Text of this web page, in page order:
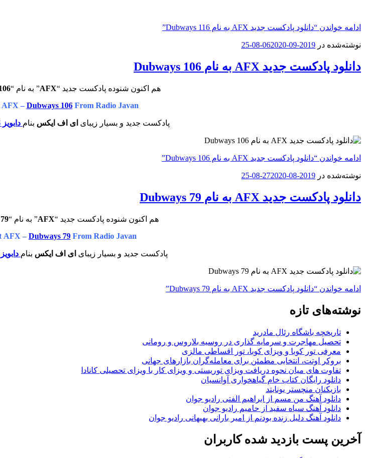
ادامه خواندن “دانلود پادکست جدید AFX به نام Dubways 116”
نوشته‌شده در 2019-09-06
2020-08-25
دانلود پادکست جدید AFX به نام Dubways 106
هم اکنون شنوده پادکست جدید “AFX” به نام “
AFX – Dubways 106From Radio Javan
پادکست جدید و بسیار زیبای ای اف ایکس بنام دابویز 106
ادامه خواندن “دانلود پادکست جدید AFX به نام Dubways 106”
نوشته‌شده در 2019-08-27
2020-08-25
دانلود پادکست جدید AFX به نام Dubways 79
هم اکنون شنوده پادکست جدید “AFX” به نام “
AFX – Dubways 79 From Radio Javan
پادکست جدید و بسیار زیبای ای اف ایکس بنام دابویز 79
ادامه خواندن “دانلود پادکست جدید AFX به نام Dubways 79”
نوشته‌های تازه
تاریخچه باشگاه رئال مادرید
تحصیل مهاجرت و سرمایه گذاری در روسیه بلاروس و رومانی
معرفی تور کوبا و ویزای کوبا، تور اقساطی مالزی
بروکر اوتت، انتخابی مطمئن برای معامله‌گران بازارهای جهانی
تفاوت های میان نحوه دریافت ویزای توریستی و ویزای کار با ویزای تحصیلی کانادا
دانلود رایگان کتاب خام گیاهخواری آوانسیان
بازیکنان منچستر یونایتد
دانلود آهنگ من مسم از ابراهیم الفتی رادیو جوان
دانلود آهنگ سیاه سفید از حامیم رادیو جوان
دانلود آهنگ دلیل زنده بودنم از امیر بارانی بهبهانی رادیو جوان
آخرین پست بازدید شده کاربران